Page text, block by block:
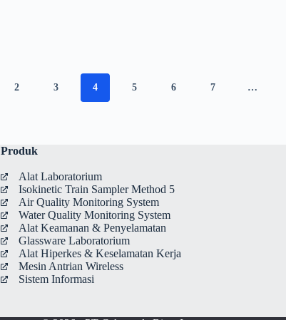
2 3 4 5 6 7 …
Produk
Alat Laboratorium
Isokinetic Train Sampler Method 5
Air Quality Monitoring System
Water Quality Monitoring System
Alat Keamanan & Penyelamatan
Glassware Laboratorium
Alat Hiperkes & Keselamatan Kerja
Mesin Antrian Wireless
Sistem Informasi